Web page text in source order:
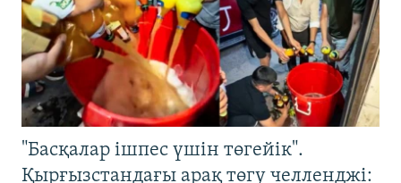
"Басқалар ішпес үшін төгейік".
Қырғызстандағы арақ төгу челленджі: